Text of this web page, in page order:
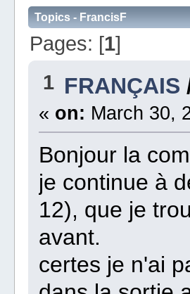
Topics - FrancisF
Pages: [1]
1 FRANÇAIS
« on: March 30,
Bonjour la
je continue à
12), que je
avant.
certes je n'ai